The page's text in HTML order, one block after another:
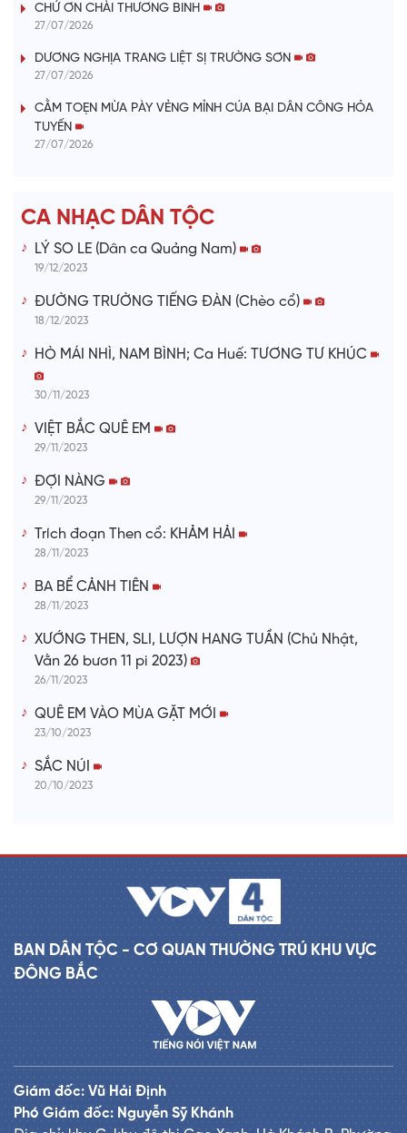
V
i
o
CHỨ ƠN CHÀI THƯƠNG BINH
27/07/2026
DƯƠNG NGHỊA TRANG LIỆT SỊ TRƯỜNG SƠN
27/07/2026
CẰM TOẸN MỪA PÀY VẺNG MỈNH CÚA BẠI DÂN CÔNG HỎA
TUYẾN
27/07/2026
CA NHẠC DÂN TỘC
LÝ SO LE (Dân ca Quảng Nam)
19/12/2023
ĐƯỜNG TRƯỜNG TIẾNG ĐÀN (Chèo cổ)
18/12/2023
HÒ MÁI NHÌ, NAM BÌNH; Ca Huế: TƯƠNG TƯ KHÚC
30/11/2023
VIỆT BẮC QUÊ EM
29/11/2023
ĐỢI NÀNG
29/11/2023
Trích đoạn Then cổ: KHẢM HẢI
28/11/2023
BA BỂ CẢNH TIÊN
28/11/2023
XƯỚNG THEN, SLI, LƯỢN HANG TUẦN (Chủ Nhật,
Vằn 26 bươn 11 pi 2023)
26/11/2023
QUÊ EM VÀO MÙA GẶT MỚI
23/10/2023
SẮC NÚI
20/10/2023
BAN DÂN TỘC - CƠ QUAN THƯỜNG TRÚ KHU VỰC
ĐÔNG BẮC
Giám đốc: Vũ Hải Định
Phó Giám đốc: Nguyễn Sỹ Khánh